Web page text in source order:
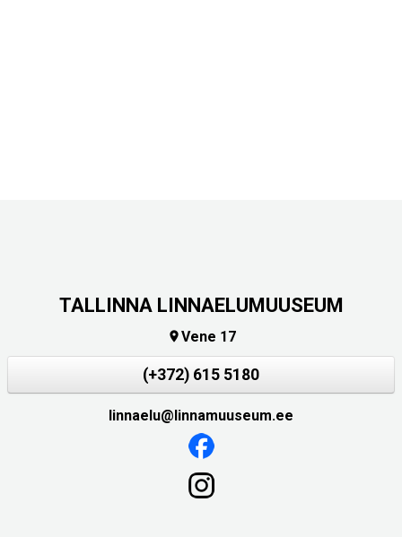
TALLINNA LINNAELUMUUSEUM
Vene 17
(+372) 615 5180
linnaelu@linnamuuseum.ee